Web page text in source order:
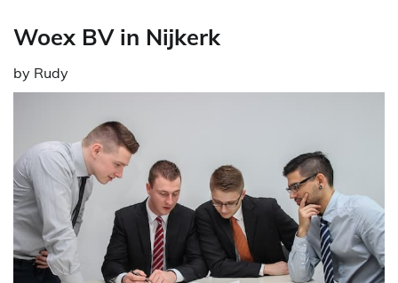
Woex BV in Nijkerk
by Rudy